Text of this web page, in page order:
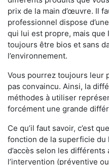
prix de la main d’œuvre. Il
professionnel dispose
qui lui est propre, mais
toujours être bios et sans
l’environnement.
Vous pourrez toujours leur
pas convaincu. Ainsi, la
méthodes à utiliser
forcément une grande
Ce qu’il faut savoir, c’est
fonction de la superficie du
d’accès selon les
l’intervention (préventive